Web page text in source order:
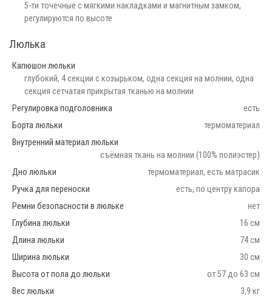
5-ти точечные с мягкими накладками и магнитным замком,
регулируются по высоте
Люлька
Капюшон люльки
глубокий, 4 секции с козырьком, одна секция на молнии, одна
секция сетчатая прикрытая тканью на молнии
Регулировка подголовника
есть
Борта люльки
термоматериал
Внутренний материал люльки
съёмная ткань на молнии (100% полиэстер)
Дно люльки
термоматериал, есть матрасик
Ручка для переноски
есть, по центру капора
Ремни безопасности в люльке
нет
Глубина люльки
16 см
Длина люльки
74 см
Ширина люльки
30 см
Высота от пола до люльки
от 57 до 63 см
Вес люльки
3,9 кг